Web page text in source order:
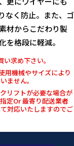
なく防止。また、ゴ
材からこだわり製
を格段に軽減。
求め下さい。
用機械やサイズにより
ません。
リフトが必要な場合が
定Or 最寄り配送業者
対応いたしますのでご